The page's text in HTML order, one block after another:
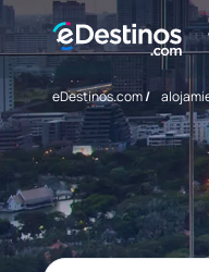
eDestinos.com/